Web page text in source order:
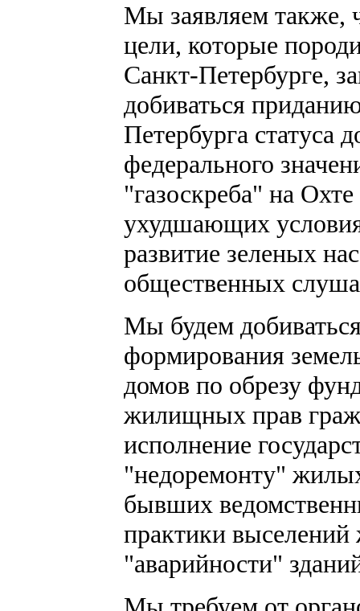
Мы заявляем также,
цели, которые
Санкт-Петербурге,
добиваться
Петербурга статуса
федерального
"газоскреба" на
ухудшающих
развитие зеленых
общественных
Мы будем
формирования
домов по обрезу
жилищных прав
исполнение
"недоремонту"
бывших
практики выселений
"аварийности"